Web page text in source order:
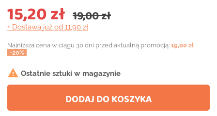
19,00 zł
15,20 zł
+ Dostawa już od 11,90 zł
Najniższa cena w ciągu 30 dni przed aktualną promocją: 19,00 zł
-20%
 Ostatnie sztuki w magazynie
DODAJ DO KOSZYKA